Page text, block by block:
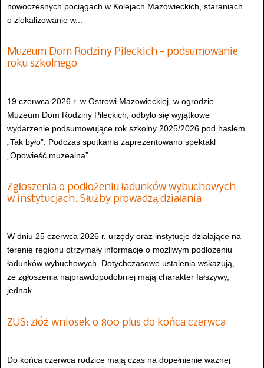
nowoczesnych pociągach w Kolejach Mazowieckich, staraniach
o zlokalizowanie w...
Muzeum Dom Rodziny Pileckich - podsumowanie
roku szkolnego
19 czerwca 2026 r. w Ostrowi Mazowieckiej, w ogrodzie
Muzeum Dom Rodziny Pileckich, odbyło się wyjątkowe
wydarzenie podsumowujące rok szkolny 2025/2026 pod hasłem
„Tak było”. Podczas spotkania zaprezentowano spektakl
„Opowieść muzealna”...
Zgłoszenia o podłożeniu ładunków wybuchowych
w instytucjach. Służby prowadzą działania
W dniu 25 czerwca 2026 r. urzędy oraz instytucje działające na
terenie regionu otrzymały informacje o możliwym podłożeniu
ładunków wybuchowych. Dotychczasowe ustalenia wskazują,
że zgłoszenia najprawdopodobniej mają charakter fałszywy,
jednak...
ZUS: złóż wniosek o 800 plus do końca czerwca
Do końca czerwca rodzice mają czas na dopełnienie ważnej